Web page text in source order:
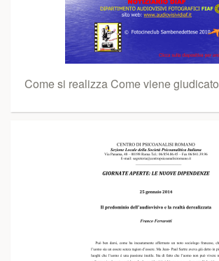
Come si realizza Come viene giudicato